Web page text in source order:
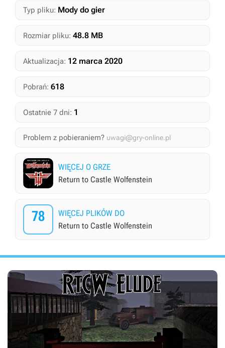
Typ pliku: Mody do gier
Rozmiar pliku: 48.8 MB
Aktualizacja: 12 marca 2020
Pobrań: 618
Ostatnie 7 dni: 1
Problem z pobieraniem? uwagi@gry-online.pl
WIĘCEJ O GRZE
Return to Castle Wolfenstein
78
WIĘCEJ PLIKÓW DO
Return to Castle Wolfenstein